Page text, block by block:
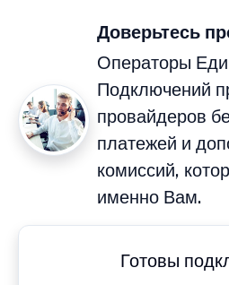
Доверьтесь
Операторы
Подключений
провайдеров
платежей и
комиссий,
именно Вам.
Готовы